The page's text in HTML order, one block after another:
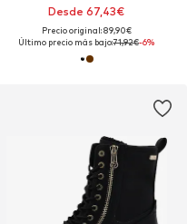
Desde 67,43€
Precio original: 89,90€
Último precio más bajo:71,92€-6%